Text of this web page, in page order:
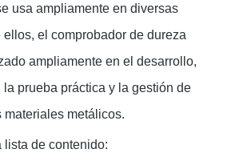
usa ampliamente en diversas
ellos, el comprobador de dureza
ampliamente en el desarrollo,
la prueba práctica y la gestión de
materiales metálicos.
lista de contenido: